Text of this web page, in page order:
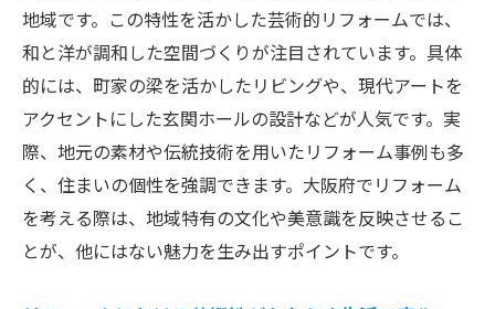
地域です。この特性を活かした芸術的リフォームでは、
和と洋が調和した空間づくりが注目されています。具体
的には、町家の梁を活かしたリビングや、現代アートを
アクセントにした玄関ホールの設計などが人気です。実
際、地元の素材や伝統技術を用いたリフォーム事例も多
く、住まいの個性を強調できます。大阪府でリフォーム
を考える際は、地域特有の文化や美意識を反映させるこ
とが、他にはない魅力を生み出すポイントです。